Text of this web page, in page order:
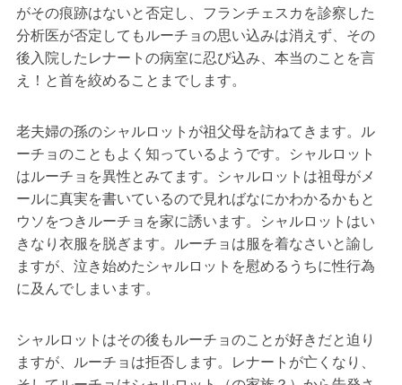
がその痕跡はないと否定し、フランチェスカを診察した
分析医が否定してもルーチョの思い込みは消えず、その
後入院したレナートの病室に忍び込み、本当のことを言
え！と首を絞めることまでします。
老夫婦の孫のシャルロットが祖父母を訪ねてきます。ル
ーチョのこともよく知っているようです。シャルロット
はルーチョを異性とみてます。シャルロットは祖母がメ
ールに真実を書いているので見ればなにかわかるかもと
ウソをつきルーチョを家に誘います。シャルロットはい
きなり衣服を脱ぎます。ルーチョは服を着なさいと諭し
ますが、泣き始めたシャルロットを慰めるうちに性行為
に及んでしまいます。
シャルロットはその後もルーチョのことが好きだと迫り
ますが、ルーチョは拒否します。レナートが亡くなり、